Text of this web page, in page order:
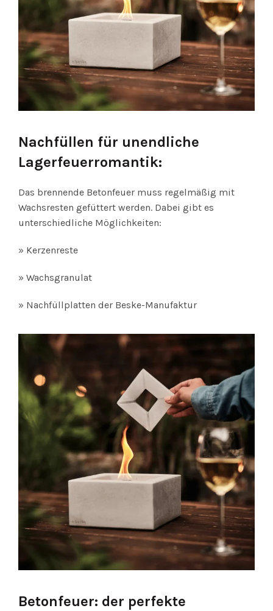
Nachfüllen für unendliche
Lagerfeuerromantik:
Das brennende Betonfeuer muss regelmäßig mit
Wachsresten gefüttert werden. Dabei gibt es
unterschiedliche Möglichkeiten:
» Kerzenreste
» Wachsgranulat
» Nachfüllplatten der Beske-Manufaktur
Betonfeuer: der perfekte